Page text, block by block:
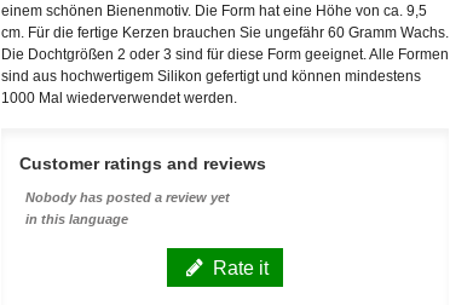
einem schönen Bienenmotiv. Die Form hat eine Höhe von ca. 9,5
cm. Für die fertige Kerzen brauchen Sie ungefähr 60 Gramm Wachs.
Die Dochtgrößen 2 oder 3 sind für diese Form geeignet. Alle Formen
sind aus hochwertigem Silikon gefertigt und können mindestens
1000 Mal wiederverwendet werden.
Customer ratings and reviews
Nobody has posted a review yet
in this language
Rate it